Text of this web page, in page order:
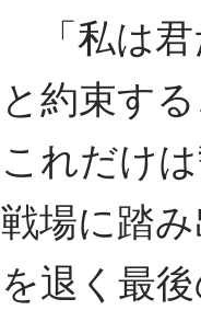
「私は君
と約束す
これだけ
戦場に踏
を退く最